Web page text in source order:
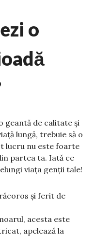
o
geantă de calitate și
lungă, trebuie să o
lucru nu este foarte
partea ta. Iată ce
viața genții tale!
și ferit de
acesta este
apelează la